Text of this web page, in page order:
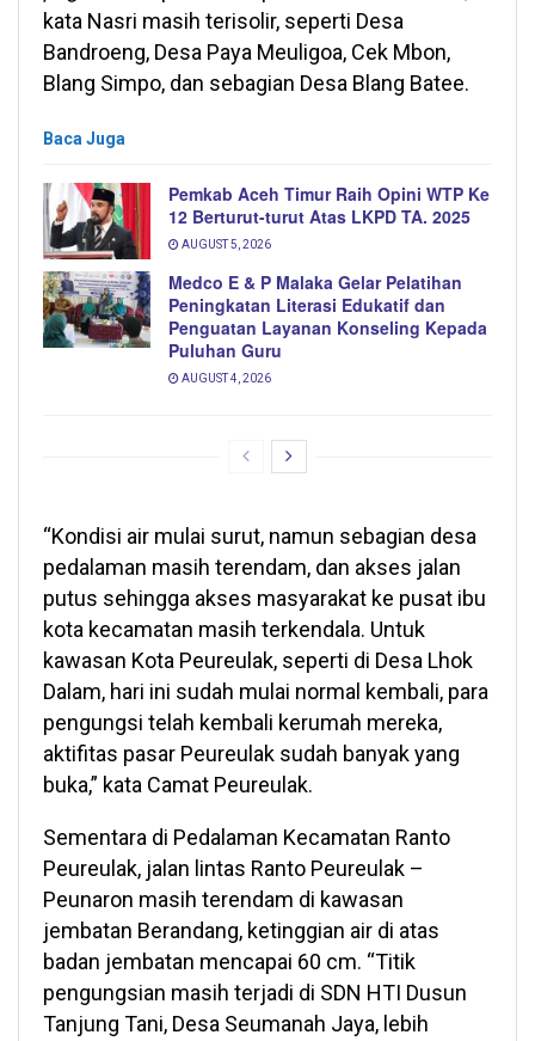
kata Nasri masih terisolir, seperti Desa
Bandroeng, Desa Paya Meuligoa, Cek Mbon,
Blang Simpo, dan sebagian Desa Blang Batee.
Baca Juga
Pemkab Aceh Timur Raih Opini WTP Ke
12 Berturut-turut Atas LKPD TA. 2025
AUGUST 5, 2026
Medco E & P Malaka Gelar Pelatihan
Peningkatan Literasi Edukatif dan
Penguatan Layanan Konseling Kepada
Puluhan Guru
AUGUST 4, 2026
“Kondisi air mulai surut, namun sebagian desa
pedalaman masih terendam, dan akses jalan
putus sehingga akses masyarakat ke pusat ibu
kota kecamatan masih terkendala. Untuk
kawasan Kota Peureulak, seperti di Desa Lhok
Dalam, hari ini sudah mulai normal kembali, para
pengungsi telah kembali kerumah mereka,
aktifitas pasar Peureulak sudah banyak yang
buka,” kata Camat Peureulak.
Sementara di Pedalaman Kecamatan Ranto
Peureulak, jalan lintas Ranto Peureulak –
Peunaron masih terendam di kawasan
jembatan Berandang, ketinggian air di atas
badan jembatan mencapai 60 cm. “Titik
pengungsian masih terjadi di SDN HTI Dusun
Tanjung Tani, Desa Seumanah Jaya, lebih